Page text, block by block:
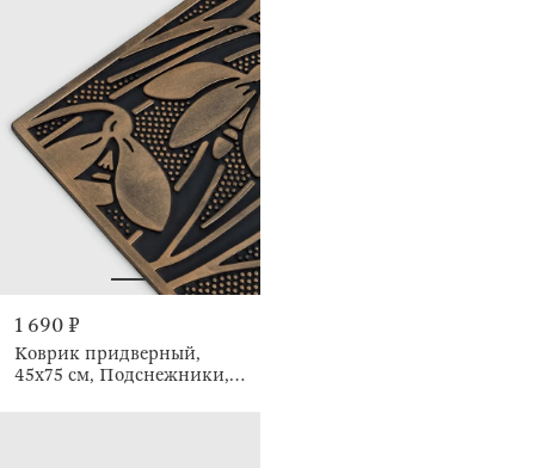
1 690 ₽
Коврик придверный,
45х75 см, Подснежники,